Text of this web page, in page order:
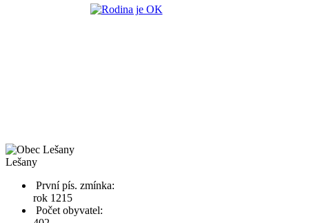
Lešany
První pís. zmínka:
rok 1215
Počet obyvatel: